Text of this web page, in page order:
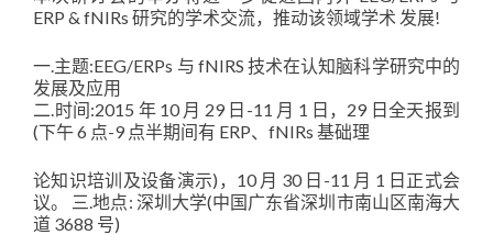
ERP & fNIRs 研究的学术交流，推动该领域学术 发展!
一.主题:EEG/ERPs 与 fNIRS 技术在认知脑科学研究中的
发展及应用
二.时间:2015 年 10 月 29 日-11 月 1 日，29 日全天报到
(下午 6 点-9 点半期间有 ERP、fNIRs 基础理
论知识培训及设备演示)，10 月 30 日-11 月 1 日正式会
议。 三.地点: 深圳大学(中国广东省深圳市南山区南海大
道 3688 号)